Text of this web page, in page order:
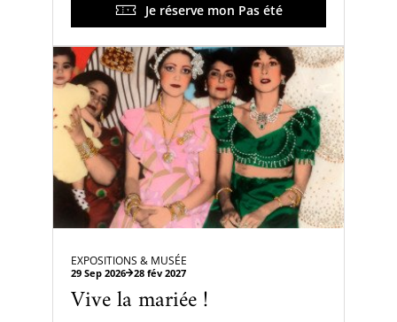
Je réserve mon Pas été
EXPOSITIONS & MUSÉE
29 Sep 2026 28 fév 2027
Vive la mariée !